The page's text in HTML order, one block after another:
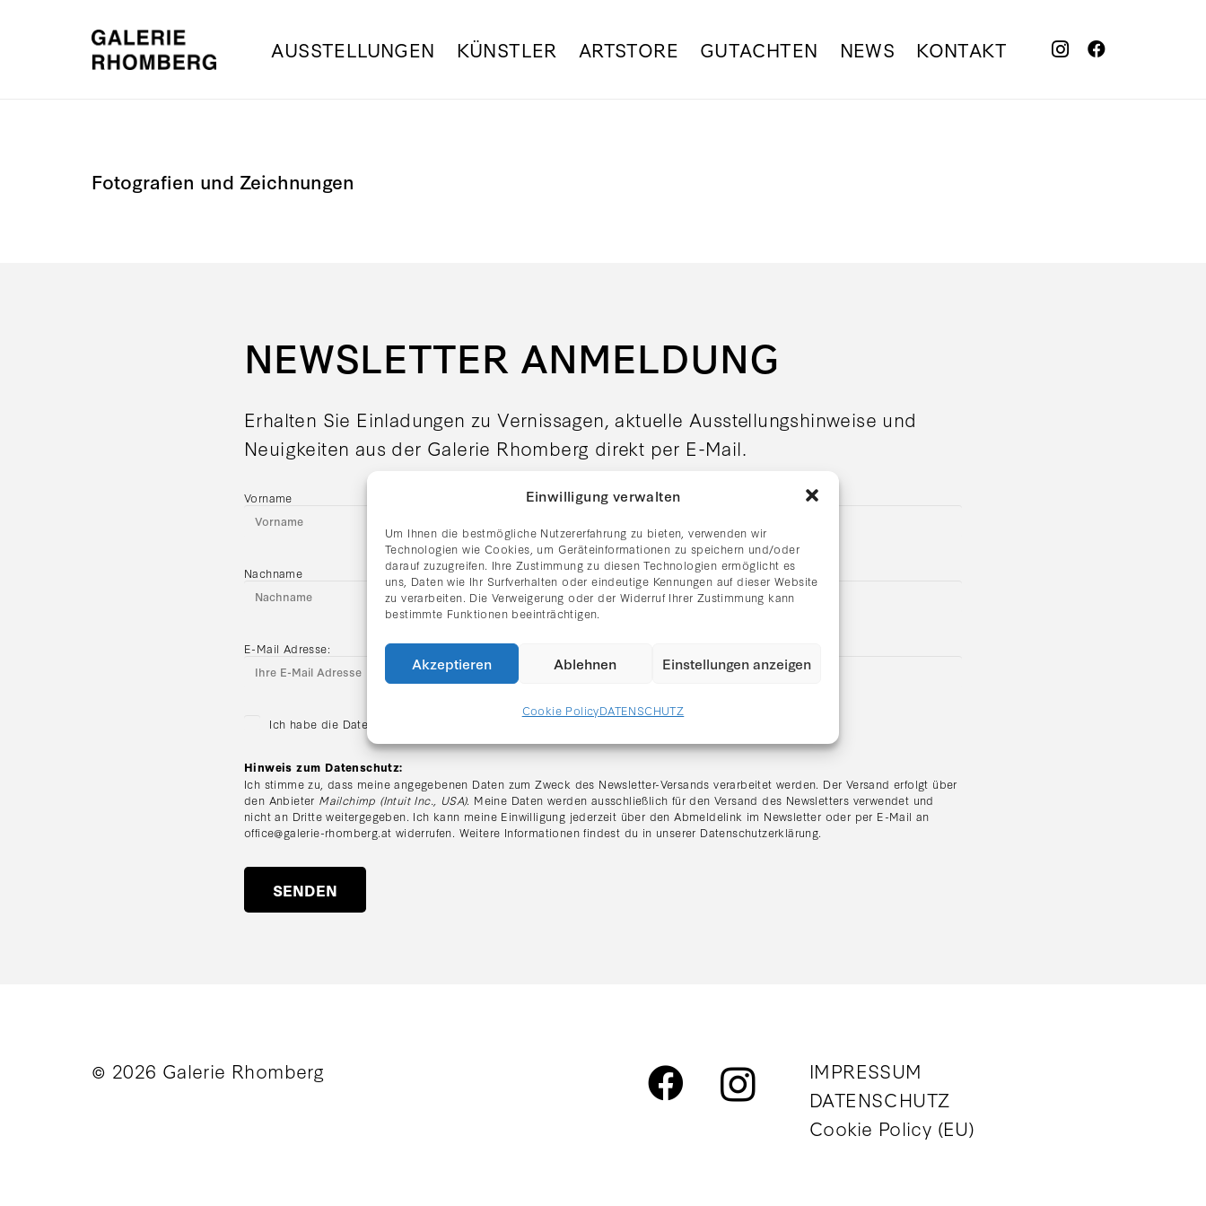
Einwilligung verwalten
Um Ihnen die bestmögliche Nutzererfahrung zu bieten, verwenden wir
Technologien wie Cookies, um Geräteinformationen zu speichern und/oder
darauf zuzugreifen. Ihre Zustimmung zu diesen Technologien ermöglicht es
uns, Daten wie Ihr Surfverhalten oder eindeutige Kennungen auf dieser Website
zu verarbeiten. Die Verweigerung oder der Widerruf Ihrer Zustimmung kann
bestimmte Funktionen beeinträchtigen.
Akzeptieren Ablehnen Einstellungen anzeigen
Cookie PolicyDATENSCHUTZ
AUSSTELLUNGEN KÜNSTLER ARTSTORE GUTACHTEN NEWS KONTAKT
Fotografien und Zeichnungen
NEWSLETTER ANMELDUNG
Erhalten Sie Einladungen zu Vernissagen, aktuelle Ausstellungshinweise und
Neuigkeiten aus der Galerie Rhomberg direkt per E-Mail.
Vorname
Nachname
E-Mail Adresse:
Ich habe die Datenschutzerklärung gelesen und stimme dem Erhalt des Newsletters zu.
Hinweis zum Datenschutz:
Ich stimme zu, dass meine angegebenen Daten zum Zweck des Newsletter-Versands verarbeitet werden. Der Versand erfolgt über
den Anbieter Mailchimp (Intuit Inc., USA). Meine Daten werden ausschließlich für den Versand des Newsletters verwendet und
nicht an Dritte weitergegeben. Ich kann meine Einwilligung jederzeit über den Abmeldelink im Newsletter oder per E-Mail an
office@galerie-rhomberg.at widerrufen. Weitere Informationen findest du in unserer Datenschutzerklärung.
© 2026 Galerie Rhomberg
IMPRESSUM
DATENSCHUTZ
Cookie Policy (EU)